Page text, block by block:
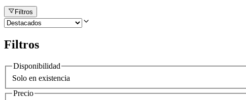
Filtros
Filtros
Disponibilidad
Solo en existencia
Precio